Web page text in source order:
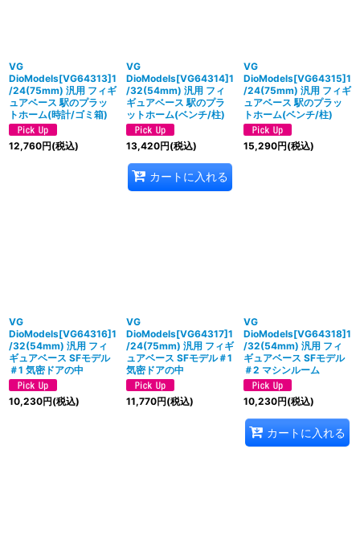
VG
DioModels[VG64313]1
/24(75mm) 汎用 フィギ
ュアベース 駅のプラッ
トホーム(時計/ゴミ箱)
12,760円(税込)
VG
DioModels[VG64314]1
/32(54mm) 汎用 フィ
ギュアベース 駅のプラ
ットホーム(ベンチ/柱)
13,420円(税込)
カートに入れる
VG
DioModels[VG64315]1
/24(75mm) 汎用 フィギ
ュアベース 駅のプラッ
トホーム(ベンチ/柱)
15,290円(税込)
VG
DioModels[VG64316]1
/32(54mm) 汎用 フィ
ギュアベース SFモデル
＃1 気密ドアの中
10,230円(税込)
VG
DioModels[VG64317]1
/24(75mm) 汎用 フィギ
ュアベース SFモデル＃1
気密ドアの中
11,770円(税込)
VG
DioModels[VG64318]1
/32(54mm) 汎用 フィ
ギュアベース SFモデル
＃2 マシンルーム
10,230円(税込)
カートに入れる